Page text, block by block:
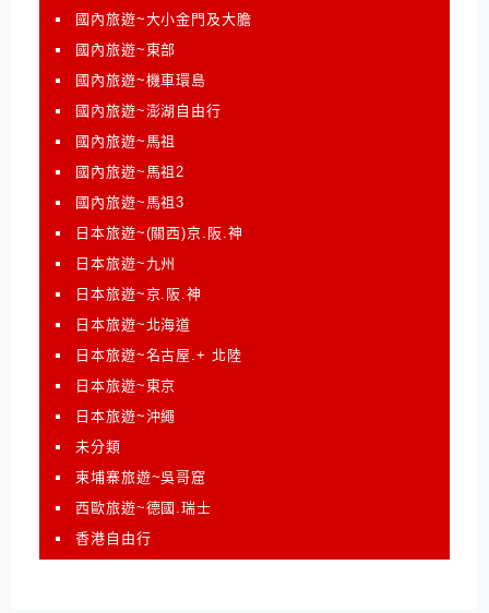
國內旅遊~大小金門及大膽
國內旅遊~東部
國內旅遊~機車環島
國內旅遊~澎湖自由行
國內旅遊~馬祖
國內旅遊~馬祖2
國內旅遊~馬祖3
日本旅遊~(關西)京.阪.神
日本旅遊~九州
日本旅遊~京.阪.神
日本旅遊~北海道
日本旅遊~名古屋.+ 北陸
日本旅遊~東京
日本旅遊~沖繩
未分類
柬埔寨旅遊~吳哥窟
西歐旅遊~德國.瑞士
香港自由行